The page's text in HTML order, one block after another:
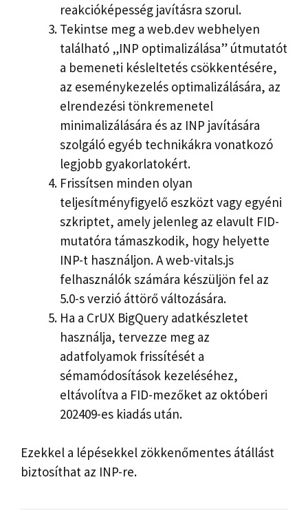
reakcióképesség javításra szorul.
Tekintse meg a web.dev webhelyen
található „INP optimalizálása” útmutatót
a bemeneti késleltetés csökkentésére,
az eseménykezelés optimalizálására, az
elrendezési tönkremenetel
minimalizálására és az INP javítására
szolgáló egyéb technikákra vonatkozó
legjobb gyakorlatokért.
Frissítsen minden olyan
teljesítményfigyelő eszközt vagy egyéni
szkriptet, amely jelenleg az elavult FID-
mutatóra támaszkodik, hogy helyette
INP-t használjon. A web-vitals.js
felhasználók számára készüljön fel az
5.0-s verzió áttörő változására.
Ha a CrUX BigQuery adatkészletet
használja, tervezze meg az
adatfolyamok frissítését a
sémamódosítások kezeléséhez,
eltávolítva a FID-mezőket az októberi
202409-es kiadás után.
Ezekkel a lépésekkel zökkenőmentes átállást
biztosíthat az INP-re.